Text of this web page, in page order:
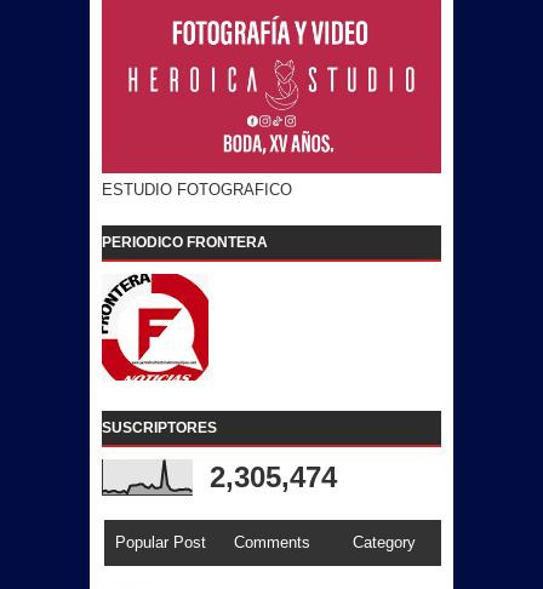
ESTUDIO FOTOGRAFICO
PERIODICO FRONTERA
SUSCRIPTORES
2,305,474
Popular Post Comments Category